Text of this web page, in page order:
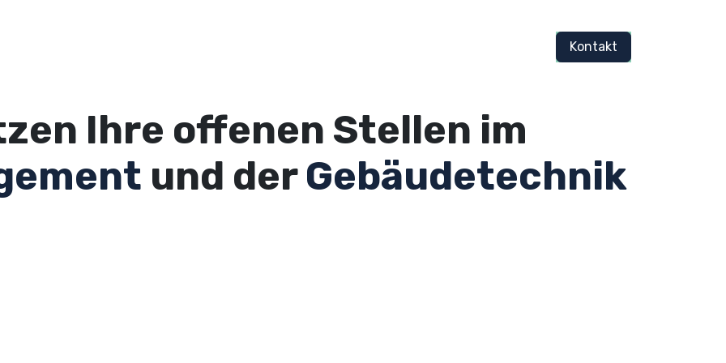
Kontakt
Ihre offenen Stellen im
und derGebäudetechnik